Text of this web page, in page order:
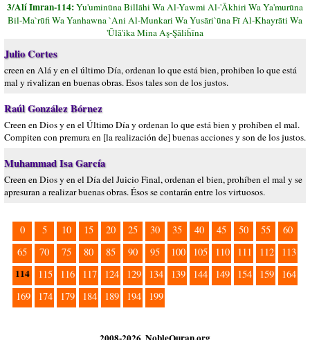
3/Alí Imran-114:Yu'uminūna Billāhi Wa Al-Yawmi Al-'Ākhiri Wa Ya'murūna
Bil-Ma`rūfi Wa Yanhawna `Ani Al-Munkari Wa Yusāri`ūna Fī Al-Khayrāti Wa
'Ūlā'ika Mina Aş-Şāliĥīna
Julio Cortes
creen en Alá y en el último Día, ordenan lo que está bien, prohiben lo que está
mal y rivalizan en buenas obras. Esos tales son de los justos.
Raúl González Bórnez
Creen en Dios y en el Último Día y ordenan lo que está bien y prohíben el mal.
Compiten con premura en [la realización de] buenas acciones y son de los justos.
Muhammad Isa García
Creen en Dios y en el Día del Juicio Final, ordenan el bien, prohíben el mal y se
apresuran a realizar buenas obras. Ésos se contarán entre los virtuosos.
0 5 10 15 20 25 30 35 40 45 50 55
60
65
70 75 80 85 90 95 100 105 110 111 112 113
114 115 116 117 124 129 134 139 144 149 154 159
164
169
174 179 184 189 194 199